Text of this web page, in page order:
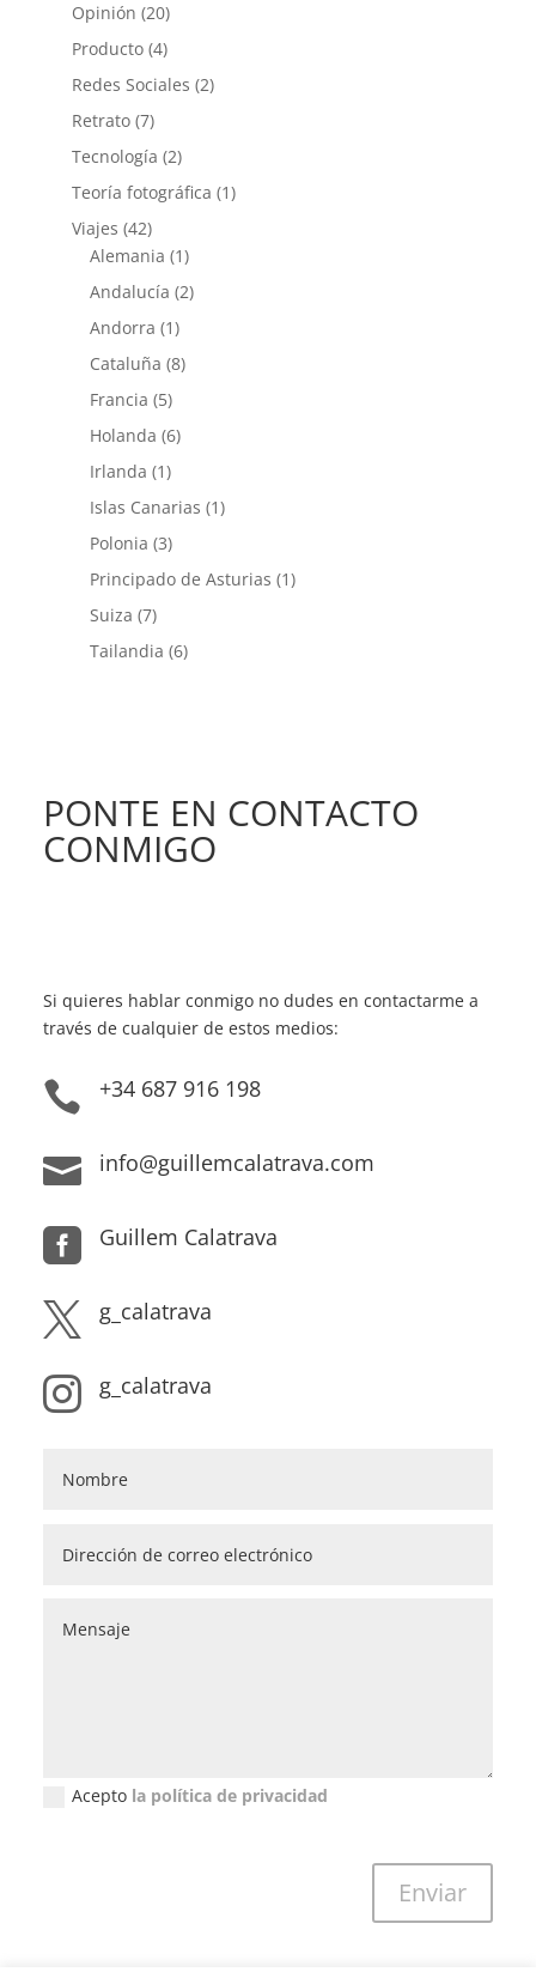
Opinión (20)
Producto(4)
Redes Sociales (2)
Retrato(7)
Tecnología (2)
Teoría fotográfica (1)
Viajes (42)
Alemania (1)
Andalucía (2)
Andorra (1)
Cataluña (8)
Francia (5)
Holanda (6)
Irlanda (1)
Islas Canarias (1)
Polonia (3)
Principado de Asturias (1)
Suiza (7)
Tailandia (6)
PONTE EN CONTACTO
CONMIGO
Si quieres hablar conmigo no dudes en contactarme a
través de cualquier de estos medios:
 +34 687 916 198
 info@guillemcalatrava.com
 Guillem Calatrava
 g_calatrava
 g_calatrava
Política de privacidad (GDPR)
Acepto la política de privacidad
Enviar